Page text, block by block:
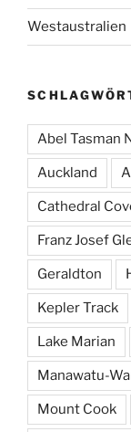
Westaustralien
Abel Tasman
Auckland
Cathedral
Franz Josef
Geraldton
Kepler Track
Lake Marian
Manawatu-
Mount Cook